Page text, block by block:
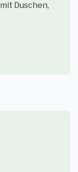
Duschen,